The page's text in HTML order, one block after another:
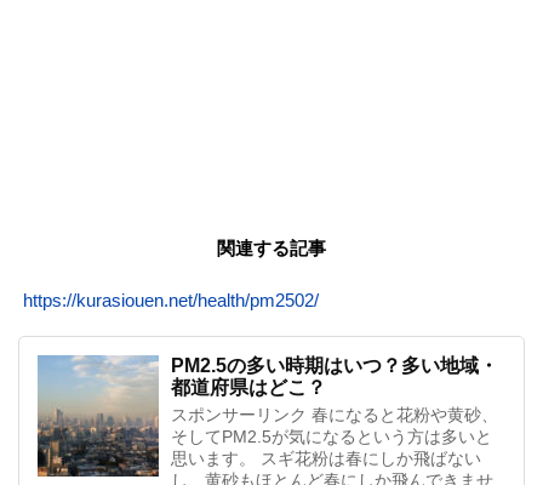
関連する記事
https://kurasiouen.net/health/pm2502/
PM2.5の多い時期はいつ？多い地域・
都道府県はどこ？
スポンサーリンク 春になると花粉や黄砂、
そしてPM2.5が気になるという方は多いと
思います。 スギ花粉は春にしか飛ばない
し、黄砂もほとんど春にしか飛んできませ